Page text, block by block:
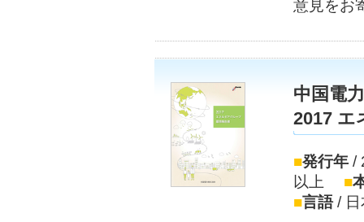
意見をお
中国電力
2017 エ
■発行年 /
以上 ■
■言語/